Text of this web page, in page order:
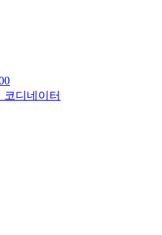
코디네이터